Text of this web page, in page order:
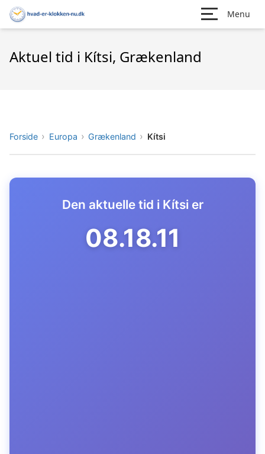
Menu
Aktuel tid i Kítsi, Grækenland
Forside Europa Grækenland Kítsi
Den aktuelle tid i Kítsi er
08.18.12